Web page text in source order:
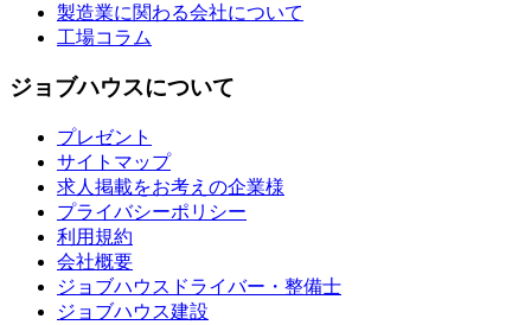
製造業に関わる会社について
工場コラム
ジョブハウスについて
プレゼント
サイトマップ
求人掲載をお考えの企業様
プライバシーポリシー
利用規約
会社概要
ジョブハウスドライバー・整備士
ジョブハウス建設